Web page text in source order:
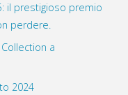
il prestigioso premio
perdere.
a
2024